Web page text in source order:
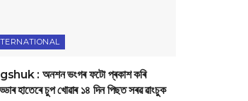
: অনশন ভংগৰ ফটো প্ৰকাশ কৰি
হাতেৰে চুপ খোৱাৰ ১৪ দিন পিছত সৰৱ ৱাংচুক